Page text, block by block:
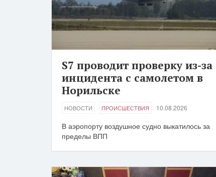
S7 проводит проверку из-за
инцидента с самолетом в
Норильске
НОВОСТИ ПРОИСШЕСТВИЯ 10.08.2026
В аэропорту воздушное судно выкатилось за
пределы ВПП